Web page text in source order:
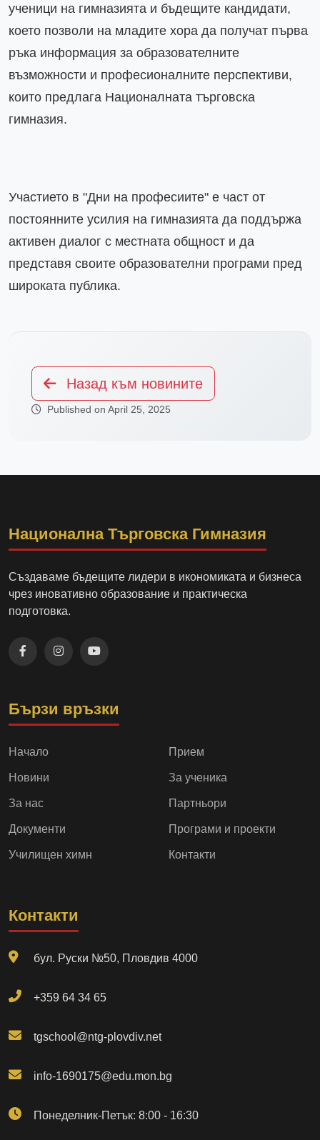
ученици на гимназията и бъдещите кандидати,
което позволи на младите хора да получат първа
ръка информация за образователните
възможности и професионалните перспективи,
които предлага Националната търговска
гимназия.
Участието в "Дни на професиите" е част от
постоянните усилия на гимназията да поддържа
активен диалог с местната общност и да
представя своите образователни програми пред
широката публика.
Назад към новините
Published on April 25, 2025
Национална Търговска Гимназия
Създаваме бъдещите лидери в икономиката и бизнеса
чрез иновативно образование и практическа
подготовка.
Бързи връзки
Начало
Новини
За нас
Документи
Училищен химн
Прием
За ученика
Партньори
Програми и проекти
Контакти
Контакти
бул. Руски №50, Пловдив 4000
+359 64 34 65
tgschool@ntg-plovdiv.net
info-1690175@edu.mon.bg
Понеделник-Петък: 8:00 - 16:30